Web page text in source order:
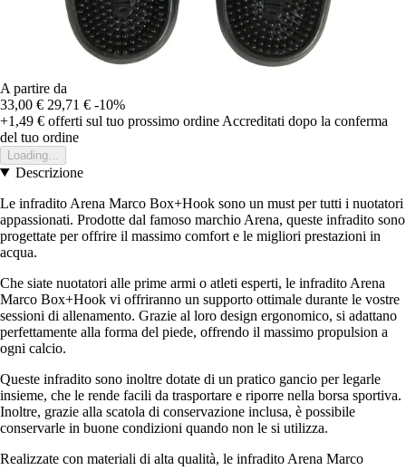
A partire da
33,00 € 29,71 € -10%
+1,49 € offerti sul tuo prossimo ordine Accreditati dopo la conferma
del tuo ordine
Loading...
Descrizione
Le infradito Arena Marco Box+Hook sono un must per tutti i nuotatori
appassionati. Prodotte dal famoso marchio Arena, queste infradito sono
progettate per offrire il massimo comfort e le migliori prestazioni in
acqua.
Che siate nuotatori alle prime armi o atleti esperti, le infradito Arena
Marco Box+Hook vi offriranno un supporto ottimale durante le vostre
sessioni di allenamento. Grazie al loro design ergonomico, si adattano
perfettamente alla forma del piede, offrendo il massimo propulsion a
ogni calcio.
Queste infradito sono inoltre dotate di un pratico gancio per legarle
insieme, che le rende facili da trasportare e riporre nella borsa sportiva.
Inoltre, grazie alla scatola di conservazione inclusa, è possibile
conservarle in buone condizioni quando non le si utilizza.
Realizzate con materiali di alta qualità, le infradito Arena Marco